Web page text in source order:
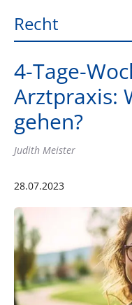
Recht
4-Tage-
Arztpraxis:
gehen?
Judith Meister
28.07.2023